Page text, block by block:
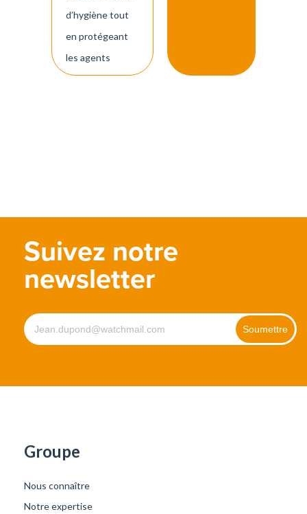
d’hygiène tout
en protégeant
les agents
Suivez notre
newsletter
Groupe
Nous connaître
Notre expertise